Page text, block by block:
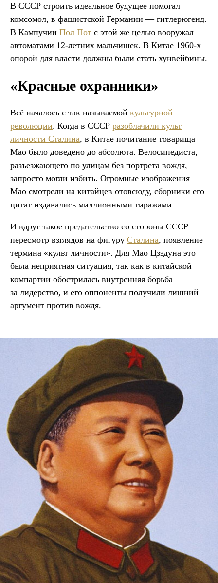
В СССР строить идеальное будущее помогал
комсомол, в фашистской Германии — гитлерюгенд.
В Кампучии Пол Пот с этой же целью вооружал
автоматами 12-летних мальчишек. В Китае 1960-х
опорой для власти должны были стать хунвейбины.
«Красные охранники»
Всё началось с так называемой культурной
революции. Когда в СССР разоблачили культ
личности Сталина, в Китае почитание товарища
Мао было доведено до абсолюта. Велосипедиста,
разъезжающего по улицам без портрета вождя,
запросто могли избить. Огромные изображения
Мао смотрели на китайцев отовсюду, сборники его
цитат издавались миллионными тиражами.
И вдруг такое предательство со стороны СССР —
пересмотр взглядов на фигуру Сталина, появление
термина «культ личности». Для Мао Цзэдуна это
была неприятная ситуация, так как в китайской
компартии обострилась внутренняя борьба
за лидерство, и его оппоненты получили лишний
аргумент против вождя.